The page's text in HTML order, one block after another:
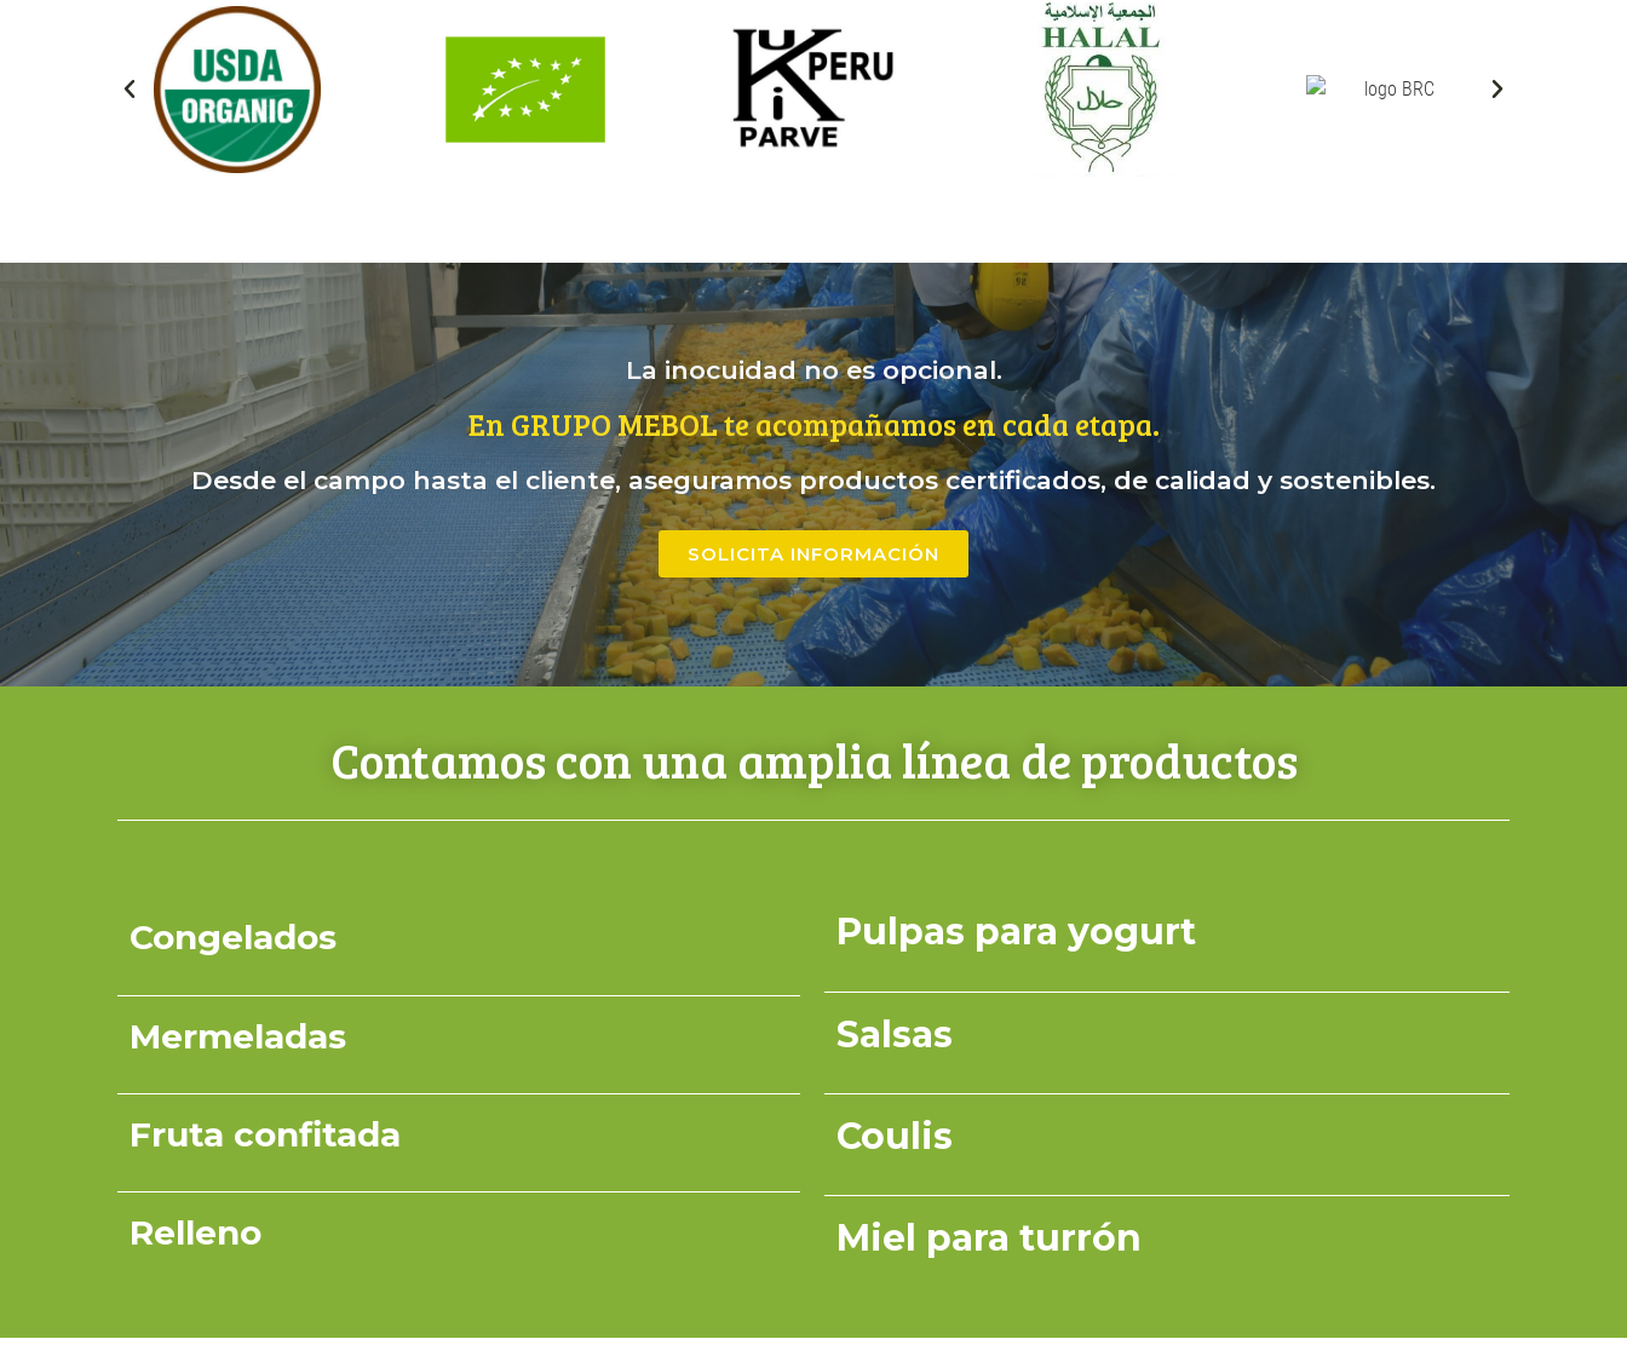
La inocuidad no es opcional.
En GRUPO MEBOL te acompañamos en cada etapa.
Desde el campo hasta el cliente, aseguramos productos certificados, de calidad y sostenibles.
SOLICITA INFORMACIÓN
Contamos con una amplia línea de productos
Congelados
Mermeladas
Fruta confitada
Relleno
Pulpas para yogurt
Salsas
Coulis
Miel para turrón